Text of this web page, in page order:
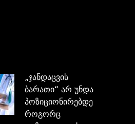
„ჯანდაცვის
ბარათი“ არ უნდა
პოზიციონირებდეს,
როგორც